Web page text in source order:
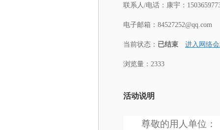
联系人/电话： 康宇：
电子邮箱： 84527252@qq.com
当前状态： 已结束 进入网络
浏览量：2333
活动说明
尊敬的用人单位：